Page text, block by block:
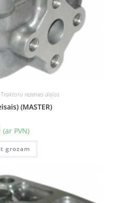
Traktoru rezerves daļas
(MASTER)
(ar PVN)
grozam